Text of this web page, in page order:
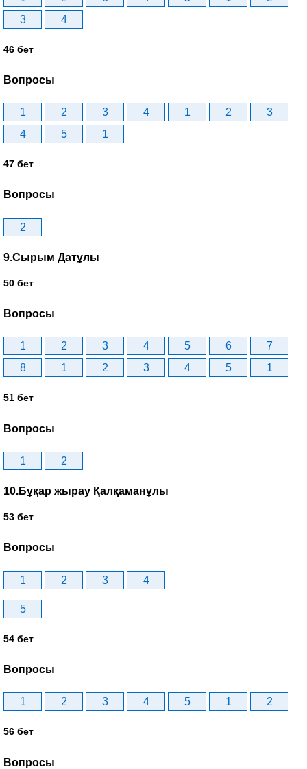
3
4
46 бет
Вопросы
1 2 3 4 1 2
3
4
5 1
47 бет
Вопросы
2
9.Сырым Датұлы
50 бет
Вопросы
1 2 3 4 5 6
7
8
1 2 3 4 5 1
51 бет
Вопросы
1 2
10.Бұқар жырау Қалқаманұлы
53 бет
Вопросы
1 2 3 4
5
54 бет
Вопросы
1 2 3 4 5 1 2
56 бет
Вопросы